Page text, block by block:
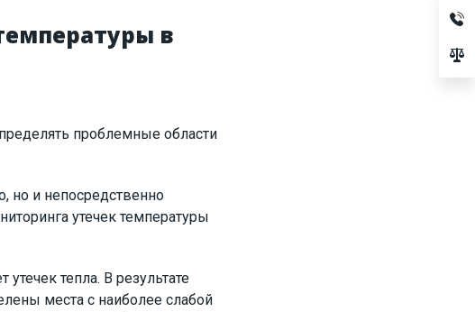
в
проблемные области
но и непосредственно
утечек температуры
тепла. В результате
места с наиболее слабой